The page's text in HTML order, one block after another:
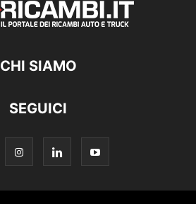
CHI SIAMO
SEGUICI